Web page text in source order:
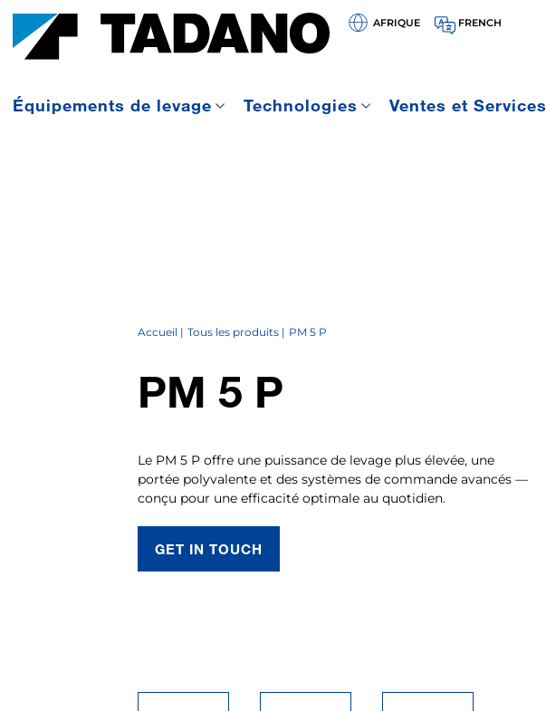
AFRIQUE FRENCH
Équipements de levage Technologies Ventes et Services
Accueil Tous les produits PM 5 P
PM 5 P
Le PM 5 P offre une puissance de levage plus élevée, une
portée polyvalente et des systèmes de commande avancés —
conçu pour une efficacité optimale au quotidien.
GET IN TOUCH